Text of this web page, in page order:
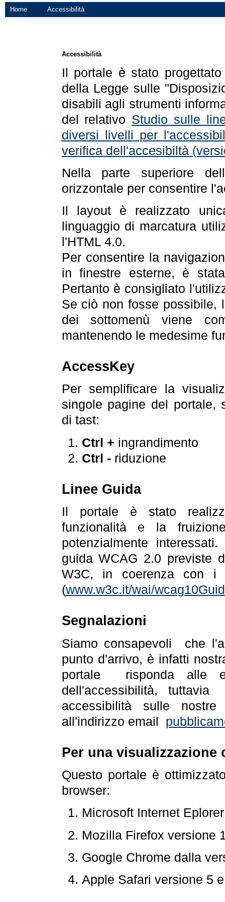
Home Accessibilità
Accessibilità
Il portale è stato
della Legge sulle
disabili agli strumenti
del relativo Studio sulle
diversi livelli per
verifica dell'accesibiltà
Nella parte superiore
orizzontale per consentire
Il layout è realizzato
linguaggio di marcatura
l'HTML 4.0.
Per consentire la
in finestre esterne, è
Pertanto è consigliato
Se ciò non fosse possibile,
dei sottomenù viene
mantenendo le medesime
AccessKey
Per semplificare la
singole pagine del portale,
di tast:
Ctrl + ingrandimento
Ctrl -riduzione
Linee Guida
Il portale è stato
funzionalità e la
potenzialmente
guida WCAG 2.0 previste
W3C, in coerenza con i
(www.w3c.it/wai/
Segnalazioni
Siamo consapevoli che
punto d'arrivo, è infatti
portale risponda alle
dell'accessibilità,
accessibilità sulle
all'indirizzo email
Per una visualizzazione
Questo portale è
browser:
Microsoft Internet
Mozilla Firefox versione
Google Chrome dalla
Apple Safari versione 5